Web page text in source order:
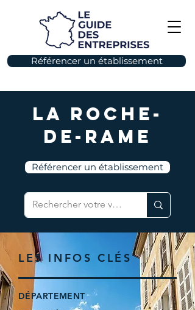
Référencer un établissement
La Roche-
de-Rame
Référencer un établissement
LES INFOS CLÉS
DÉPARTEMENT